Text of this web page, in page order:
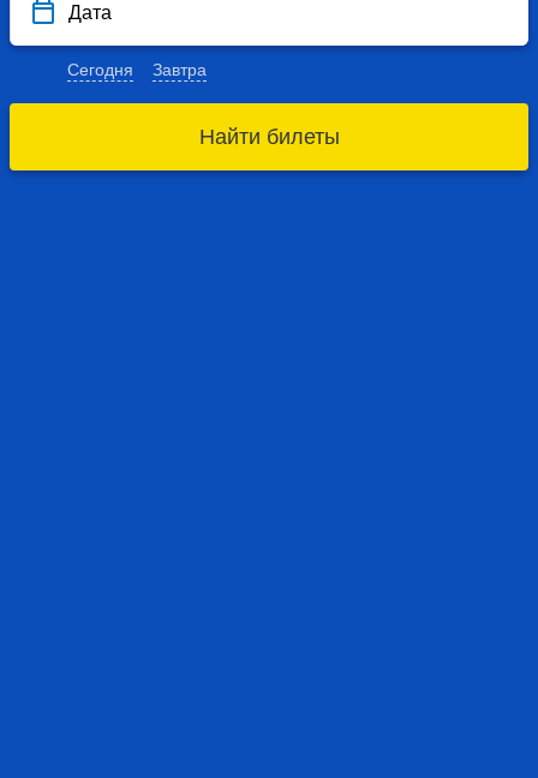
Дата
Сегодня Завтра
Найти билеты